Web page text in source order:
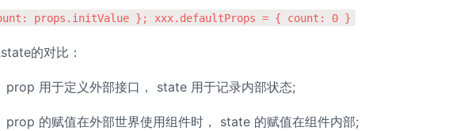
props.initValue }; xxx.defaultProps = { count: 0 }
的对比：
prop 用于定义外部接口， state 用于记录内部状态;
prop 的赋值在外部世界使用组件时， state 的赋值在组件内部;